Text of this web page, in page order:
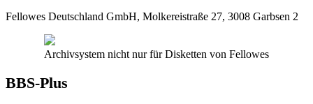
Fellowes Deutschland GmbH, Molkereistraße 27, 3008 Garbsen 2
Archivsystem nicht nur für Disketten von Fellowes
BBS-Plus